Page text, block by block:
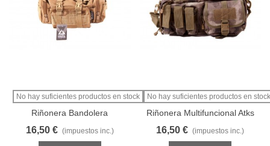
No hay suficientes productos en stock
Riñonera Bandolera
Multiusos Tan
16,50 € (impuestos inc.)
No hay suficientes productos en stock
Riñonera Multifuncional Atks
16,50 € (impuestos inc.)